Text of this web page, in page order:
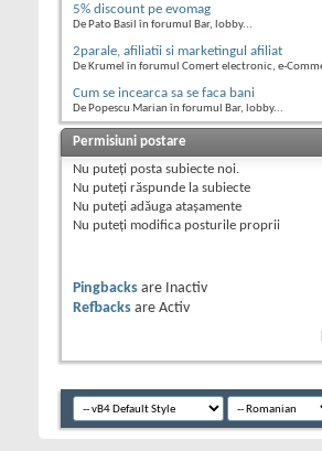
5% discount pe evomag
De Pato Basil în forumul Bar, lobby...
2parale, afiliatii si marketingul afiliat
De Krumel în forumul Comert electronic, e-
Cum se incearca sa se faca bani
De Popescu Marian în forumul Bar, lobby...
Permisiuni postare
Nu puteţi posta subiecte noi.
Nu puteţi răspunde la subiecte
Nu puteţi adăuga ataşamente
Nu puteţi modifica posturile proprii
Pingbacks are
Inactiv
Refbacks are Activ